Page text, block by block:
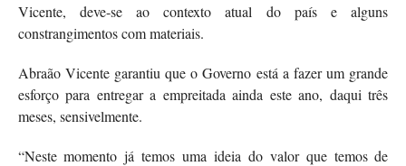
Vicente, deve-se ao contexto atual do país e alguns
constrangimentos com materiais.
Abraão Vicente garantiu que o Governo está a fazer um grande
esforço para entregar a empreitada ainda este ano, daqui três
meses, sensivelmente.
“Neste momento já temos uma ideia do valor que temos de